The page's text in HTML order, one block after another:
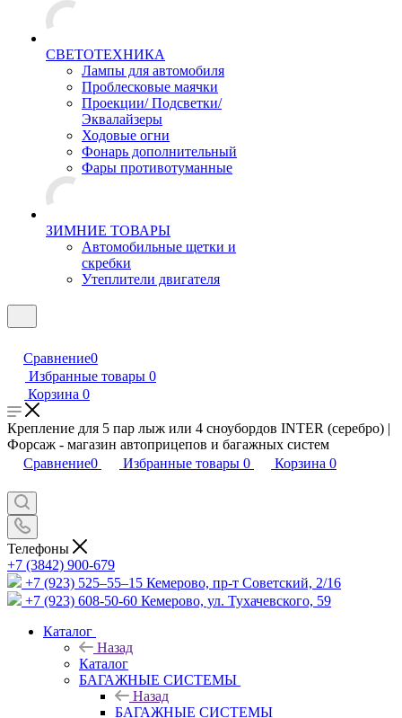
СВЕТОТЕХНИКА
Лампы для автомобиля
Проблесковые маячки
Проекции/ Подсветки/
Эквалайзеры
Ходовые огни
Фонарь дополнительный
Фары противотуманные
ЗИМНИЕ ТОВАРЫ
Автомобильные щетки и
скребки
Утеплители двигателя
Сравнение0
Избранные товары 0
Корзина 0
Крепление для 5 пар лыж или 4 сноубордов INTER (серебро) |
Форсаж - магазин автоприцепов и багажных систем
Сравнение0 Избранные товары 0 Корзина 0
Телефоны
+7 (3842) 900-679
+7 (923) 525–55–15 Кемерово, пр-т Советский, 2/16
+7 (923) 608-50-60 Кемерово, ул. Тухачевского, 59
Каталог
Назад
Каталог
БАГАЖНЫЕ СИСТЕМЫ
Назад
БАГАЖНЫЕ СИСТЕМЫ